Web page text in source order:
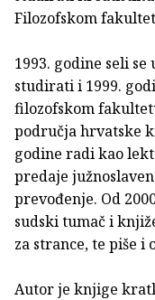
Filozofskom
1993. godine seli
studirati i 1999.
filozofskom
područja hrvatske
godine radi kao
predaje
prevođenje. Od
sudski tumač i
za strance, te piše
Autor je knjige